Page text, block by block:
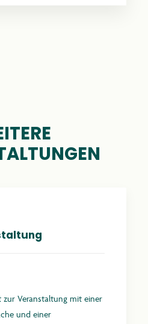
Veranstaltung mit einer
und einer